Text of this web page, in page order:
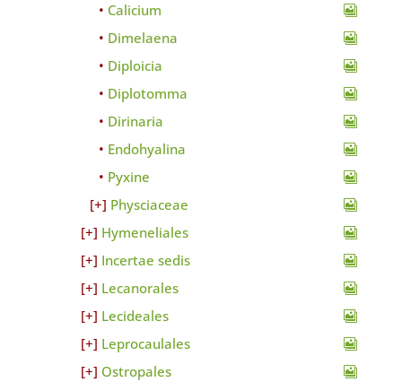
Calicium
Dimelaena
Diploicia
Diplotomma
Dirinaria
Endohyalina
Pyxine
Physciaceae
Hymeneliales
Incertae sedis
Lecanorales
Lecideales
Leprocaulales
Ostropales